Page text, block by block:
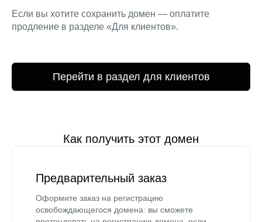
Если вы хотите сохранить домен — оплатите
продление в разделе «Для клиентов».
Перейти в раздел для клиентов
Как получить этот домен
Предварительный заказ
Оформите заказ на регистрацию
освобождающегося домена: вы сможете